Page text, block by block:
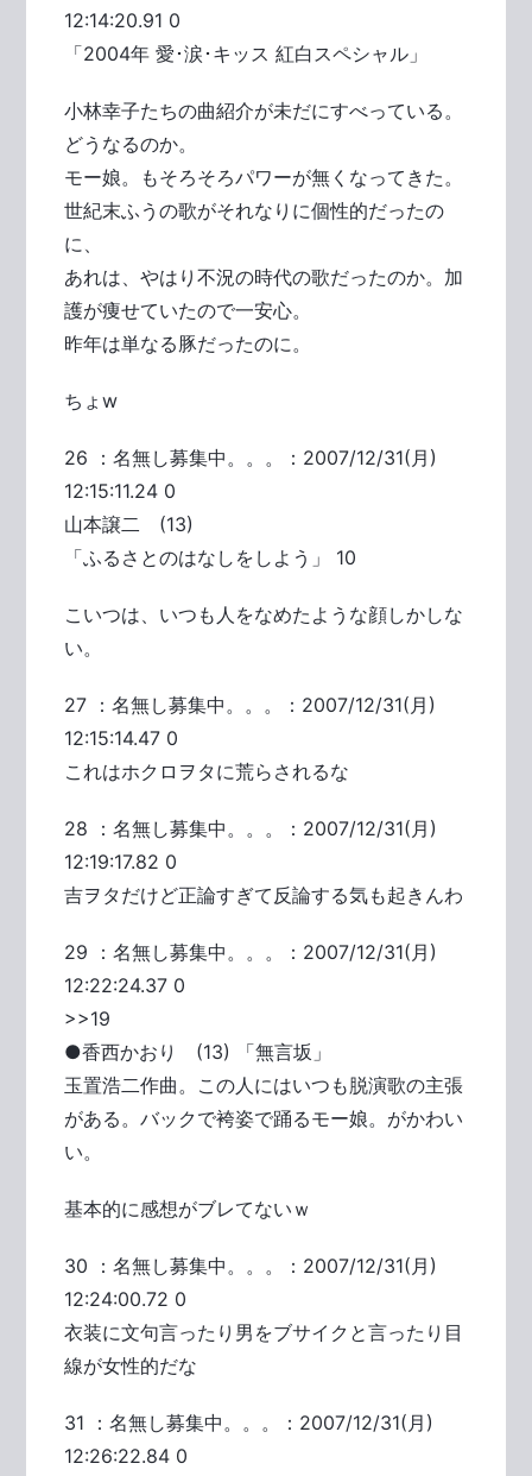
12:14:20.91 0
「2004年 愛･涙･キッス 紅白スペシャル」
小林幸子たちの曲紹介が未だにすべっている。
どうなるのか。
モー娘。もそろそろパワーが無くなってきた。
世紀末ふうの歌がそれなりに個性的だったの
に、
あれは、やはり不況の時代の歌だったのか。加
護が痩せていたので一安心。
昨年は単なる豚だったのに。
ちょw
26 ：名無し募集中。。。：2007/12/31(月)
12:15:11.24 0
山本譲二 (13)
「ふるさとのはなしをしよう」 10
こいつは、いつも人をなめたような顔しかしな
い。
27 ：名無し募集中。。。：2007/12/31(月)
12:15:14.47 0
これはホクロヲタに荒らされるな
28 ：名無し募集中。。。：2007/12/31(月)
12:19:17.82 0
吉ヲタだけど正論すぎて反論する気も起きんわ
29 ：名無し募集中。。。：2007/12/31(月)
12:22:24.37 0
>>19
●香西かおり (13) 「無言坂」
玉置浩二作曲。この人にはいつも脱演歌の主張
がある。バックで袴姿で踊るモー娘。がかわい
い。
基本的に感想がブレてないｗ
30 ：名無し募集中。。。：2007/12/31(月)
12:24:00.72 0
衣装に文句言ったり男をブサイクと言ったり目
線が女性的だな
31 ：名無し募集中。。。：2007/12/31(月)
12:26:22.84 0